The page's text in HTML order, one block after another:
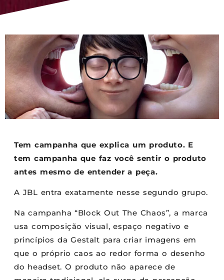
Tem campanha que explica um produto. E
tem campanha que faz você sentir o produto
antes mesmo de entender a peça.
A JBL entra exatamente nesse segundo grupo.
Na campanha “Block Out The Chaos”, a marca
usa composição visual, espaço negativo e
princípios da Gestalt para criar imagens em
que o próprio caos ao redor forma o desenho
do headset. O produto não aparece de